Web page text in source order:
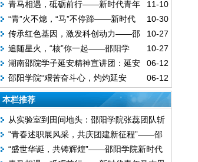
大赛圆满举行
新时代青年马克思主义者研习会五史知识竞
赛圆满落幕
11-10
青马相遇，砥砺前行——新时代青年
马克思主义者研习会新生见面会圆满结束10-30
“青”火不熄，“马”不停蹄——新时代
青年马克思主义者研习会开展社团招新活动
10-27
传承红色基因，激发科创动力——邵
阳学院“星核追光”青年宣讲队开展“两弹一
星”精神系列宣讲科普活动
10-27
追随星火，“核”你一起——邵阳学
院“星核追光”青年宣讲队携手新时代青年马
克思主义者研习会开展“两弹一星”精神系列
宣讲活动
06-12
湖南邵院学子延安精神宣讲团：延安
心，延安情
06-12
邵阳学院“艰苦奋斗心，灼灼延安
情”文创比赛
本栏推荐
从实验室到田间地头：邵阳学院张蕊团队斩
获省“三农”创业大赛一等奖，用益生菌技术
点“芥”成金
"青春述职展风采，共庆团建新征程”——邵
阳学院马克思主义学院团支书述职大赛圆满
“盛世华诞，共铸辉煌”——邵阳学院新时代